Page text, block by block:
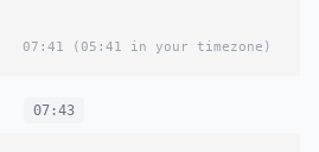
07:41 (05:41 in your timezone)
07:43